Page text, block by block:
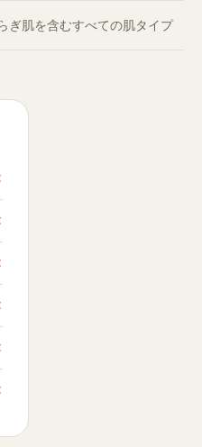
ぎ肌を含むすべての肌タイプ